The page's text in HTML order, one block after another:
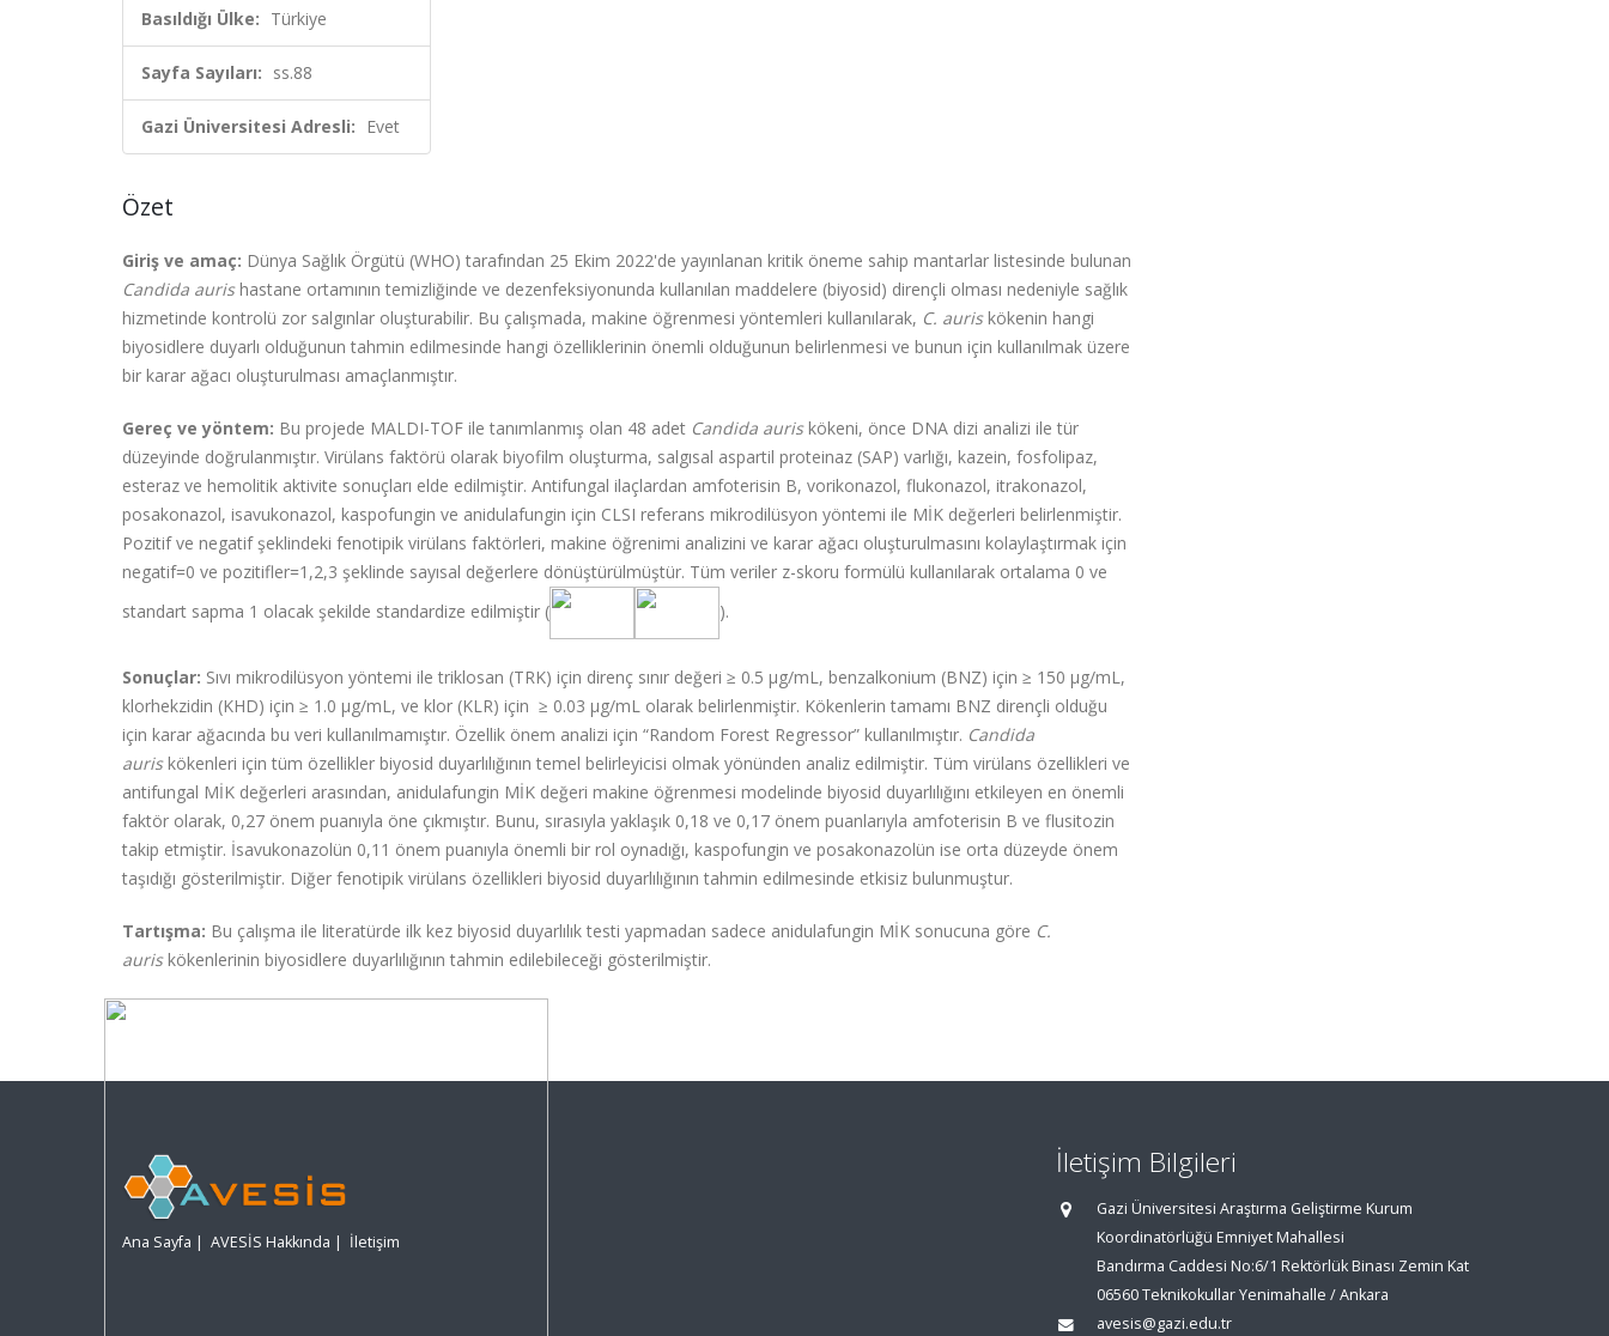
Basıldığı Ülke: Türkiye
Sayfa Sayıları: ss.88
Gazi Üniversitesi Adresli: Evet
Özet
Giriş ve amaç: Dünya Sağlık Örgütü (WHO) tarafından 25 Ekim 2022'de yayınlanan kritik öneme sahip mantarlar listesinde bulunan
Candida aurishastane ortamının temizliğinde ve dezenfeksiyonunda kullanılan maddelere (biyosid) dirençli olması nedeniyle sağlık
hizmetinde kontrolü zor salgınlar oluşturabilir. Bu çalışmada, makine öğrenmesi yöntemleri kullanılarak, C. auriskökenin hangi
biyosidlere duyarlı olduğunun tahmin edilmesinde hangi özelliklerinin önemli olduğunun belirlenmesi ve bunun için kullanılmak üzere
bir karar ağacı oluşturulması amaçlanmıştır.
Gereç ve yöntem: Bu projede MALDI-TOF ile tanımlanmış olan 48 adet Candida auriskökeni, önce DNA dizi analizi ile tür
düzeyinde doğrulanmıştır. Virülans faktörü olarak biyofilm oluşturma, salgısal aspartil proteinaz (SAP) varlığı, kazein, fosfolipaz,
esteraz ve hemolitik aktivite sonuçları elde edilmiştir. Antifungal ilaçlardan amfoterisin B, vorikonazol, flukonazol, itrakonazol,
posakonazol, isavukonazol, kaspofungin ve anidulafungin için CLSI referans mikrodilüsyon yöntemi ile MİK değerleri belirlenmiştir.
Pozitif ve negatif şeklindeki fenotipik virülans faktörleri, makine öğrenimi analizini ve karar ağacı oluşturulmasını kolaylaştırmak için
negatif=0 ve pozitifler=1,2,3 şeklinde sayısal değerlere dönüştürülmüştür. Tüm veriler z-skoru formülü kullanılarak ortalama 0 ve
standart sapma 1 olacak şekilde standardize edilmiştir (
).
Sonuçlar: Sıvı mikrodilüsyon yöntemi ile triklosan (TRK) için direnç sınır değeri ≥ 0.5 µg/mL, benzalkonium (BNZ) için ≥ 150 µg/mL,
klorhekzidin (KHD) için ≥ 1.0 µg/mL, ve klor (KLR) için ≥ 0.03 µg/mL olarak belirlenmiştir. Kökenlerin tamamı BNZ dirençli olduğu
için karar ağacında bu veri kullanılmamıştır. Özellik önem analizi için “Random Forest Regressor” kullanılmıştır. Candida
auriskökenleri için tüm özellikler biyosid duyarlılığının temel belirleyicisi olmak yönünden analiz edilmiştir. Tüm virülans özellikleri ve
antifungal MİK değerleri arasından, anidulafungin MİK değeri makine öğrenmesi modelinde biyosid duyarlılığını etkileyen en önemli
faktör olarak, 0,27 önem puanıyla öne çıkmıştır. Bunu, sırasıyla yaklaşık 0,18 ve 0,17 önem puanlarıyla amfoterisin B ve flusitozin
takip etmiştir. İsavukonazolün 0,11 önem puanıyla önemli bir rol oynadığı, kaspofungin ve posakonazolün ise orta düzeyde önem
taşıdığı gösterilmiştir. Diğer fenotipik virülans özellikleri biyosid duyarlılığının tahmin edilmesinde etkisiz bulunmuştur.
Tartışma: Bu çalışma ile literatürde ilk kez biyosid duyarlılık testi yapmadan sadece anidulafungin MİK sonucuna göre C.
auriskökenlerinin biyosidlere duyarlılığının tahmin edilebileceği gösterilmiştir.
Ana Sayfa | AVESİS Hakkında | İletişim
İletişim Bilgileri
Gazi Üniversitesi Araştırma Geliştirme Kurum
Koordinatörlüğü Emniyet Mahallesi
Bandırma Caddesi No:6/1 Rektörlük Binası Zemin Kat
06560 Teknikokullar Yenimahalle / Ankara
avesis@gazi.edu.tr